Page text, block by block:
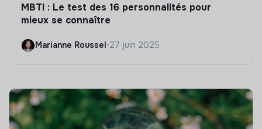
MBTI : Le test des 16 personnalités pour
mieux se connaître
Marianne Roussel •27 juin 2025